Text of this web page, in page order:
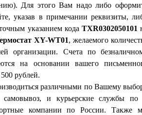
Для этого Вам надо либо
указав в примечании реквизиты,
указанием кода TXR0302050101
XY-WT01, желаемого
организации. Счета по
на основании вашего
рублей.
различными по Вашему
и курьерские службы по
компании по России. Также